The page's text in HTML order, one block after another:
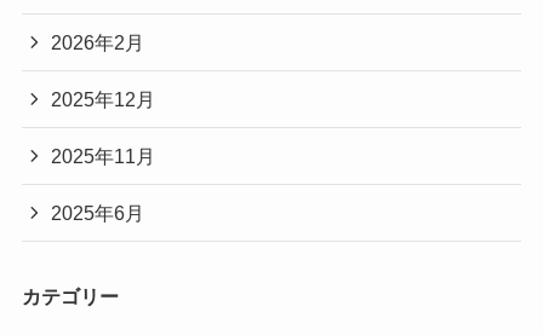
2026年2月
2025年12月
2025年11月
2025年6月
カテゴリー